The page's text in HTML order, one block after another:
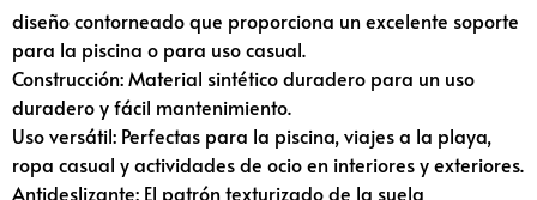
diseño contorneado que proporciona un excelente soporte
para la piscina o para uso casual.
Construcción: Material sintético duradero para un uso
duradero y fácil mantenimiento.
Uso versátil: Perfectas para la piscina, viajes a la playa,
ropa casual y actividades de ocio en interiores y exteriores.
Antideslizante: El patrón texturizado de la suela